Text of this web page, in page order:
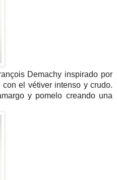
Demachy inspirado por
el vétiver intenso y crudo.
y pomelo creando una